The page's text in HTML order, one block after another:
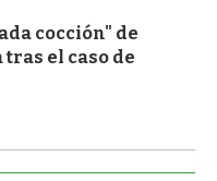
cocción" de
el caso de